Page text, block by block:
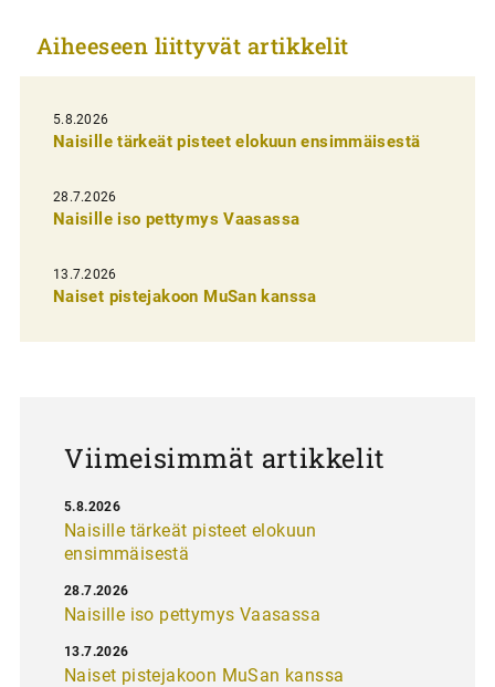
k
e
l
i
e
n
e
Aiheeseen liittyvät artikkelit
5.8.2026
Naisille tärkeät pisteet elokuun ensimmäisestä
28.7.2026
Naisille iso pettymys Vaasassa
13.7.2026
Naiset pistejakoon MuSan kanssa
Viimeisimmät artikkelit
Naisille tärkeät pisteet elokuun
ensimmäisestä
5.8.2026
Naisille iso pettymys Vaasassa
28.7.2026
Naiset pistejakoon MuSan kanssa
13.7.2026